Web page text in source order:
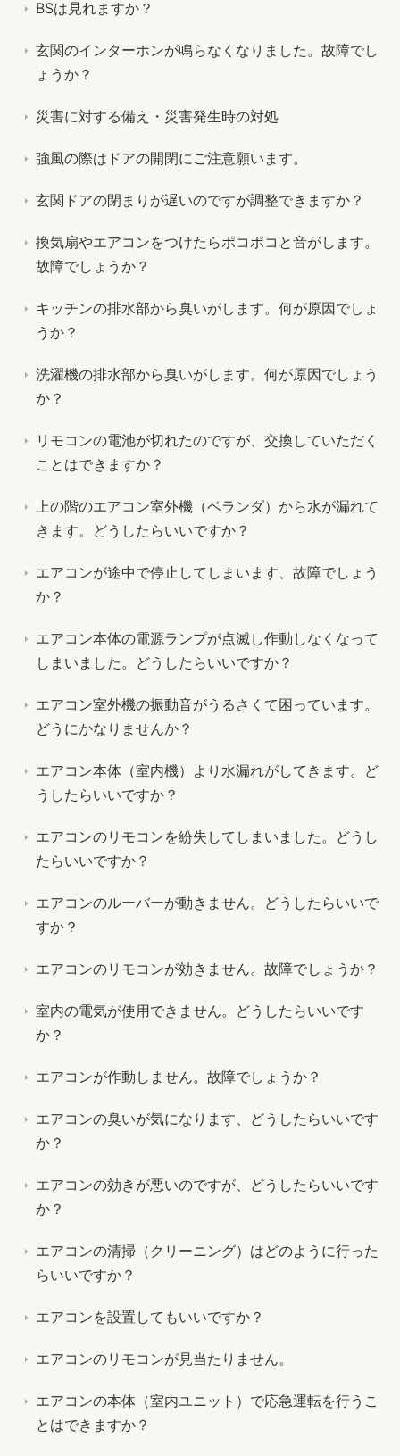
BSは見れますか？
玄関のインターホンが鳴らなくなりました。故障でし
ょうか？
災害に対する備え・災害発生時の対処
強風の際はドアの開閉にご注意願います。
玄関ドアの閉まりが遅いのですが調整できますか？
換気扇やエアコンをつけたらポコポコと音がします。
故障でしょうか？
キッチンの排水部から臭いがします。何が原因でしょ
うか？
洗濯機の排水部から臭いがします。何が原因でしょう
か？
リモコンの電池が切れたのですが、交換していただく
ことはできますか？
上の階のエアコン室外機（ベランダ）から水が漏れて
きます。どうしたらいいですか？
エアコンが途中で停止してしまいます、故障でしょう
か？
エアコン本体の電源ランプが点滅し作動しなくなって
しまいました。どうしたらいいですか？
エアコン室外機の振動音がうるさくて困っています。
どうにかなりませんか？
エアコン本体（室内機）より水漏れがしてきます。ど
うしたらいいですか？
エアコンのリモコンを紛失してしまいました。どうし
たらいいですか？
エアコンのルーバーが動きません。どうしたらいいで
すか？
エアコンのリモコンが効きません。故障でしょうか？
室内の電気が使用できません。どうしたらいいです
か？
エアコンが作動しません。故障でしょうか？
エアコンの臭いが気になります、どうしたらいいです
か？
エアコンの効きが悪いのですが、どうしたらいいです
か？
エアコンの清掃（クリーニング）はどのように行った
らいいですか？
エアコンを設置してもいいですか？
エアコンのリモコンが見当たりません。
エアコンの本体（室内ユニット）で応急運転を行うこ
とはできますか？